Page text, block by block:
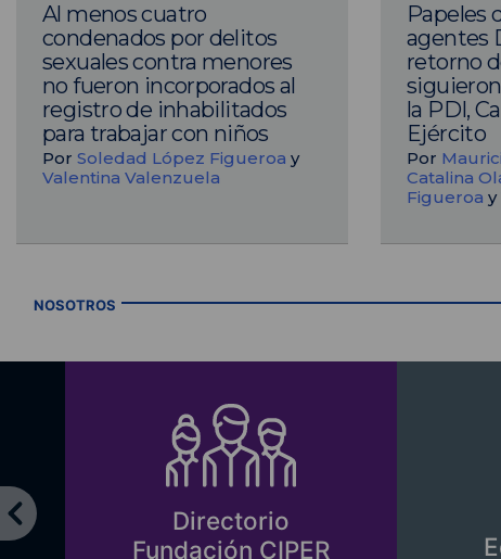
Al menos cuatro
condenados por delitos
sexuales contra menores
no fueron incorporados al
registro de inhabilitados
para trabajar con niños
Por Soledad López Figueroa y
Valentina Valenzuela
Papeles
agentes
retorno
la PDI,
Ejército
Por
Catalina
Figueroa y
NOSOTROS
Directorio
Fundación CIPER